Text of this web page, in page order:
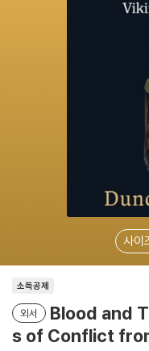
사이
소득공제
외서
Blood and
s of Conflict